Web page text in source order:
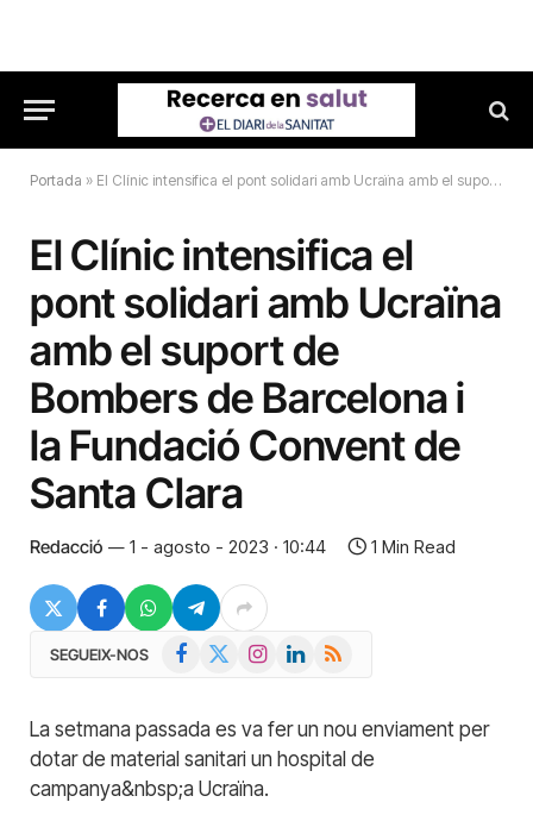
Portada » El Clínic intensifica el pont solidari amb Ucraïna amb el suport de Bombers de Barcelona i la Fundació Convent de Santa Clara
El Clínic intensifica el
pont solidari amb Ucraïna
amb el suport de
Bombers de Barcelona i
la Fundació Convent de
Santa Clara
Redacció 1 - agosto - 2023 · 10:44 1 Min Read
SEGUEIX-NOS Facebook InstagramLinkedIn
RSS
La setmana passada es va fer un nou enviament per
dotar de material sanitari un hospital de
campanya&nbsp;a Ucraïna.